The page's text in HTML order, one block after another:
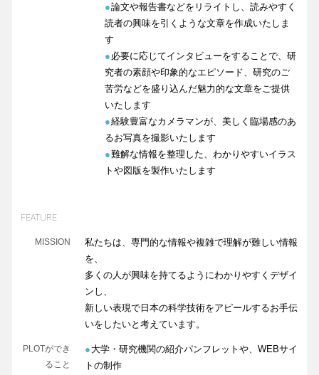
●論文や報告書などをリライトし、読みやすく
読者の興味を引くような文章を作成いたしま
す
● 必要に応じてインタビューをすることで、研
究者の素顔や印象的なエピソード、研究のご
苦労などを盛り込んだ魅力的な文章をご提供
いたします
●経験豊富なカメラマンが、美しく臨場感のあ
るお写真を撮影いたします
●難解な情報を整理した、わかりやすいイラス
トや図版を製作いたします
FEATURE
MISSION
私たちは、専門的な情報や複雑で理解が難しい情報
を、
多くの人が興味を持てるようにわかりやすくデザイ
ンし、
新しい表現で日本の科学技術をアピールするお手伝
いをしたいと考えています。
PLOTができ
ること
● 大学・研究機関の紹介パンフレットや、WEBサイ
トの制作